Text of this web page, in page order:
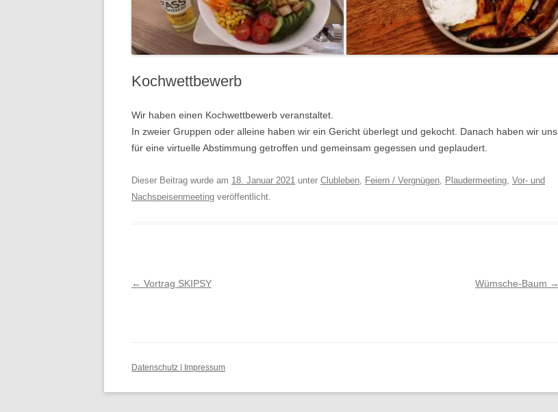
Kochwettbewerb
Wir haben einen Kochwettbewerb veranstaltet.
In zweier Gruppen oder alleine haben wir ein Gericht überlegt und gekocht. Danach haben wir uns
für eine virtuelle Abstimmung getroffen und gemeinsam gegessen und geplaudert.
Dieser Beitrag wurde am 18. Januar 2021 unter Clubleben, Feiern / Vergnügen, Plaudermeeting, Vor- und
Nachspeisenmeeting veröffentlicht.
Beitragsnavigation
← Vortrag SKIPSY Wümsche-Baum →
Datenschutz | Impressum